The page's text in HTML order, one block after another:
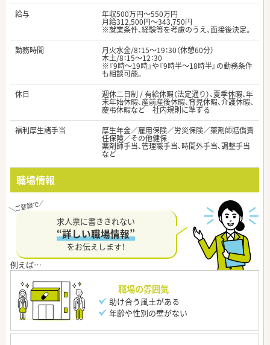
給与
年収500万円～550万円
月給312,500円～343,750円
※就業条件、経験等を考慮のうえ、面接後決定。
勤務時間
月火水金/8：15～19：30（休憩60分）
木土/8：15～12：30
※『9時～19時』や『9時半～18時半』の勤務条件
も相談可能。
休日
週休二日制 / 有給休暇（法定通り）、夏季休暇、年
末年始休暇、産前産後休暇、育児休暇、介護休暇、
慶弔休暇など 社内規則に準ずる
福利厚生諸手当
厚生年金／雇用保険／労災保険／薬剤師賠償責
任保険／その他健保
薬剤師手当、管理職手当、時間外手当、調整手当
など
職場情報
求人票に書ききれない
“詳しい職場情報”
をお伝えします！
職場の雰囲気
助け合う風土がある
年齢や性別の壁がない